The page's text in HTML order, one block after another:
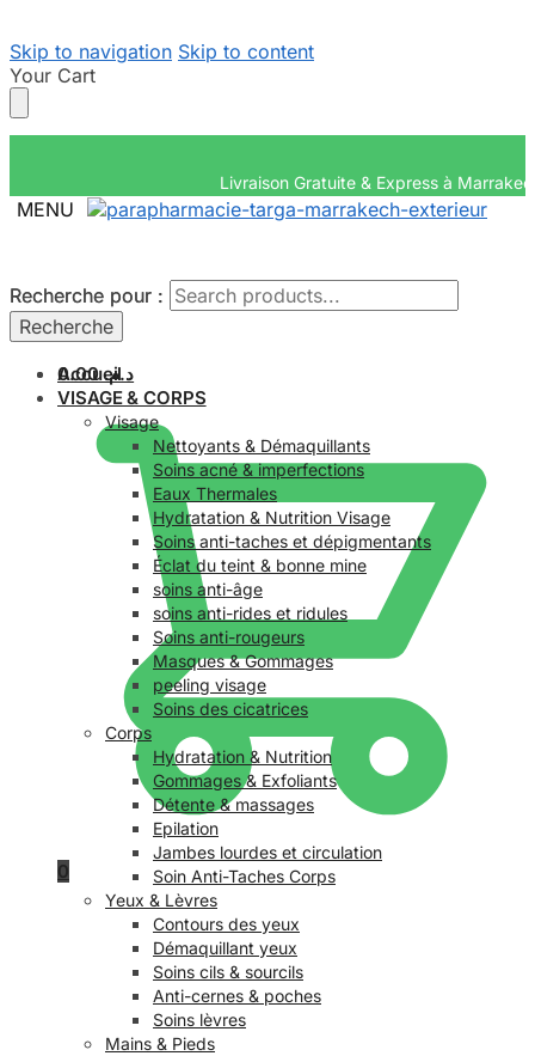
Skip to navigation Skip to content
Your Cart
Livraison Gratuite &
MENU
Recherche pour :
Recherche
د.م.0.00
0
Recherche pour :
Recherche
Accueil
VISAGE & CORPS
Visage
Nettoyants & Démaquillants
Soins acné & imperfections
Eaux Thermales
Hydratation & Nutrition Visage
Soins anti-taches et dépigmentants
Éclat du teint & bonne mine
soins anti-âge
soins anti-rides et ridules
Soins anti-rougeurs
Masques & Gommages
peeling visage
Soins des cicatrices
Corps
Hydratation & Nutrition
Gommages & Exfoliants
Détente & massages
Epilation
Jambes lourdes et circulation
Soin Anti-Taches Corps
Yeux & Lèvres
Contours des yeux
Démaquillant yeux
Soins cils & sourcils
Anti-cernes & poches
Soins lèvres
Mains & Pieds